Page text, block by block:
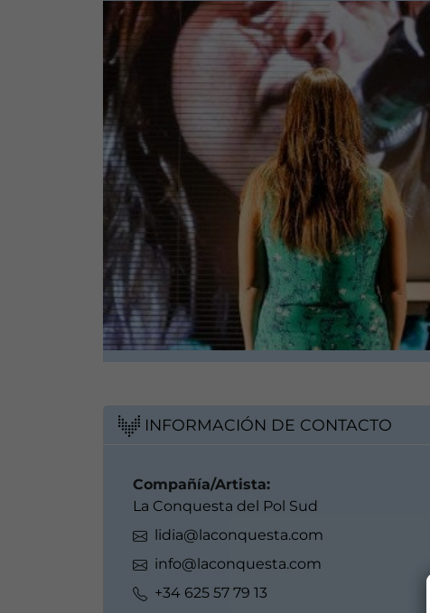
INFORMACIÓN DE CONTACTO
Compañía/Artista:
La Conquesta del Pol Sud
lidia@laconquesta.com
info@laconquesta.com
+34 625 57 79 13